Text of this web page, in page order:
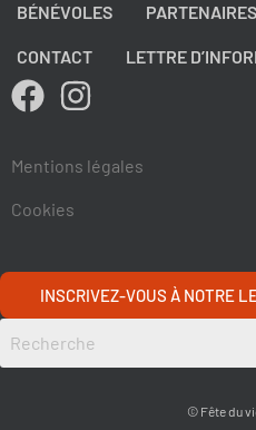
BÉNÉVOLES PARTENAIRES
CONTACT LETTRE
Mentions légales
Cookies
INSCRIVEZ-VOUS À NOTRE
© Fête du